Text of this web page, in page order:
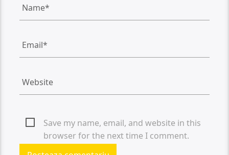
Save my name, email, and website in this
browser for the next time I comment.